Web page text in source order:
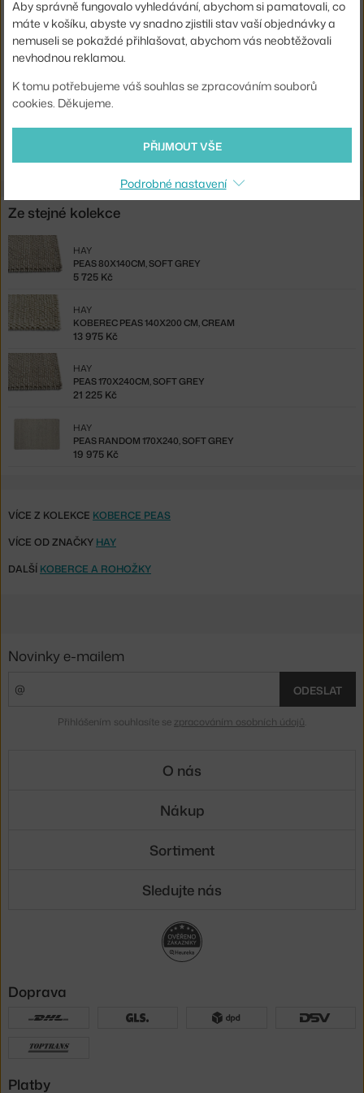
Materiál:
100% vlna, 100% bavlna
Tvar koberce:
obdélníkový
Kód produktu
EAN
5710441284659
Ste zo Slovenska? Prejdite naPeas Random 140x200, soft grey
Shopping from the EU? Switch toPeas Random 140x200, soft grey
Ze stejné kolekce
PEAS 80X140CM, SOFT GREY
HAY
5 725 Kč
KOBEREC PEAS 140X200 CM, CREAM
HAY
13 975 Kč
PEAS 170X240CM, SOFT GREY
HAY
21 225 Kč
PEAS RANDOM 170X240, SOFT GREY
HAY
19 975 Kč
VÍCE Z KOLEKCE KOBERCE PEAS
VÍCE OD ZNAČKY HAY
DALŠÍ KOBERCE A ROHOŽKY
Aby správně fungovalo vyhledávání, abychom si pamatovali, co
máte v košíku, abyste vy snadno zjistili stav vaší objednávky a
nemuseli se pokaždé přihlašovat, abychom vás neobtěžovali
nevhodnou reklamou.
K tomu potřebujeme váš souhlas se zpracováním souborů
cookies. Děkujeme.
PŘIJMOUT VŠE
Podrobné nastavení
Novinky e-mailem
ODESLAT
Přihlášením souhlasíte se zpracováním osobních údajů
O nás
Nákup
Sortiment
Sledujte nás
Doprava
Platby